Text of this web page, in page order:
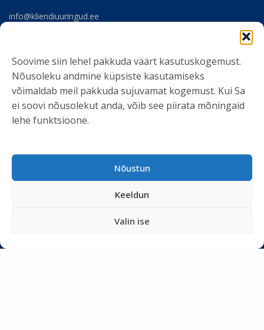
Soovime siin lehel pakkuda väärt kasutuskogemust.
Nõusoleku andmine küpsiste kasutamiseks
võimaldab meil pakkuda sujuvamat kogemust. Kui Sa
ei soovi nõusolekut anda, võib see piirata mõningaid
lehe funktsioone.
Nõustun
Keeldun
Valin ise
info@kliendiuuringud.ee
KASULIK INFO
Teenused
Tööriistad
Blogi